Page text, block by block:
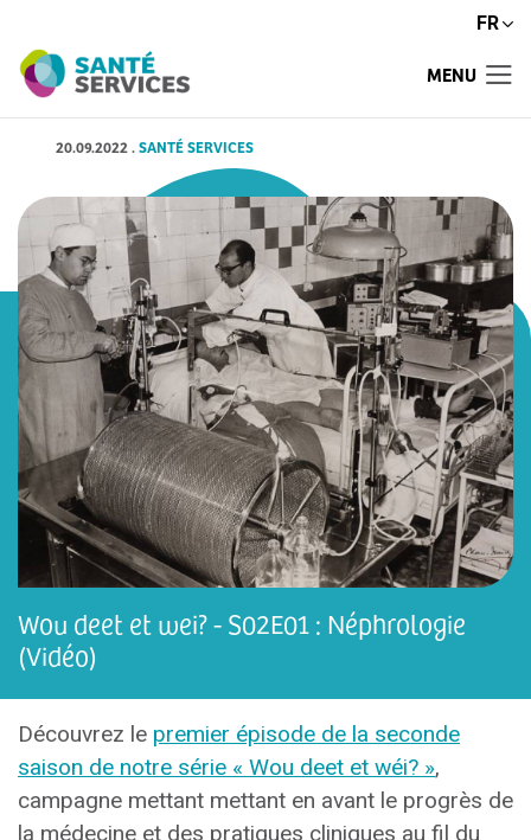
FR
MENU
20.09.2022.SANTÉ SERVICES
Wou deet et wei? - S02E01 : Néphrologie
(Vidéo)
Découvrez le premier épisode de la seconde
saison de notre série « Wou deet et wéi? »,
campagne mettant mettant en avant le progrès de
la médecine et des pratiques cliniques au fil du